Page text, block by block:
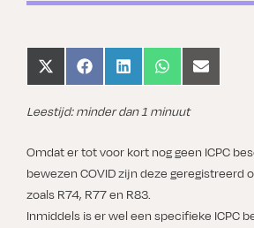
Share
on
(Twitter)
Share
on
Share
on
Share
on
Share
on
Leestijd: minder dan 1 minuut
Omdat er tot voor kort nog geen ICPC
bewezen COVID zijn deze geregistreerd
zoals R74, R77 en R83.
Inmiddels is er wel een specifieke ICPC